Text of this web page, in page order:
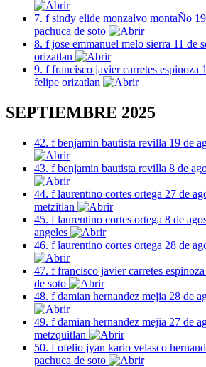
7. f sindy elide monzalvo montaÑo
pachuca de soto
8. f jose emmanuel melo sierra 11 de
orizatlan
9. f francisco javier carretes espinoza
felipe orizatlan
SEPTIEMBRE 2025
42. f benjamin bautista revilla 19 de
43. f benjamin bautista revilla 8 de
44. f laurentino cortes ortega 27 de
metzitlan
45. f laurentino cortes ortega 8 de
angeles
46. f laurentino cortes ortega 28 de
47. f francisco javier carretes
de soto
48. f damian hernandez mejia 28 de
49. f damian hernandez mejia 27 de
metzquitlan
50. f ofelio jyan karlo velasco
pachuca de soto